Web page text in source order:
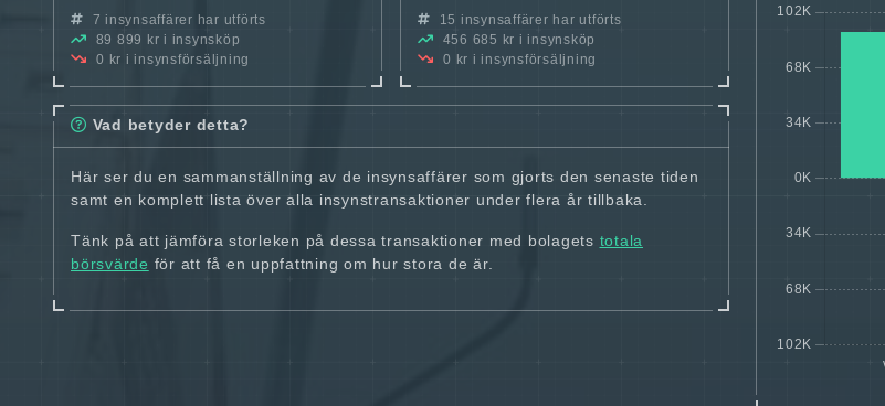
7 insynsaffärer har utförts
89 899 kr i insynsköp
0 kr i insynsförsäljning
15 insynsaffärer har utförts
456 685 kr i insynsköp
0 kr i insynsförsäljning
Vad betyder detta?
Här ser du en sammanställning av de insynsaffärer som gjorts den senaste tiden
samt en komplett lista över alla insynstransaktioner under flera år tillbaka.
Tänk på att jämföra storleken på dessa transaktioner med bolagets totala
börsvärde för att få en uppfattning om hur stora de är.